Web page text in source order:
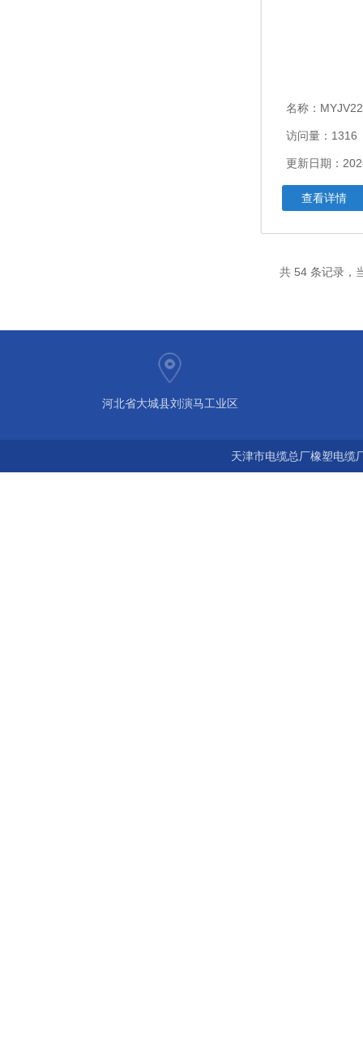
名称： MYJV22廊坊
访问量：1316
更新日期：
查看详情
共 54 条记录
河北省大城县刘演马工业区
天津市电缆总厂橡塑电